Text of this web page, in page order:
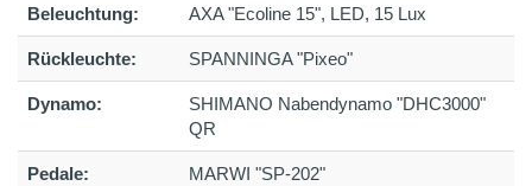
Beleuchtung: AXA "Ecoline 15", LED, 15 Lux
Rückleuchte: SPANNINGA "Pixeo"
Dynamo:
SHIMANO Nabendynamo "DHC3000"
QR
Pedale: MARWI "SP-202"